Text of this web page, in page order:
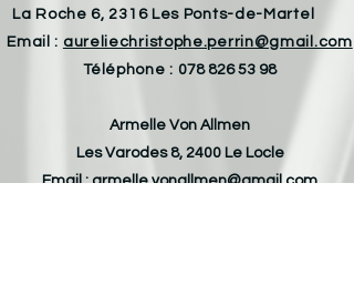
La Roche 6, 2316 Les Ponts-de-Martel
Email : aureliechristophe.perrin@gmail.com
Téléphone : 078 826 53 98
Armelle Von Allmen
Les Varodes 8, 2400 Le Locle
Email :armelle.vonallmen@gmail.com